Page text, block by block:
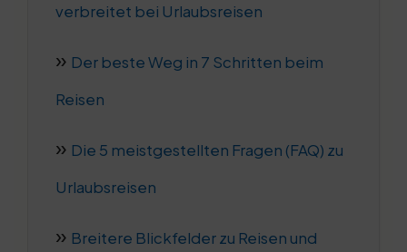
verbreitet bei Urlaubsreisen
Der beste Weg in 7 Schritten beim
Reisen
Die 5 meistgestellten Fragen (FAQ) zu
Urlaubsreisen
Breitere Blickfelder zu Reisen und